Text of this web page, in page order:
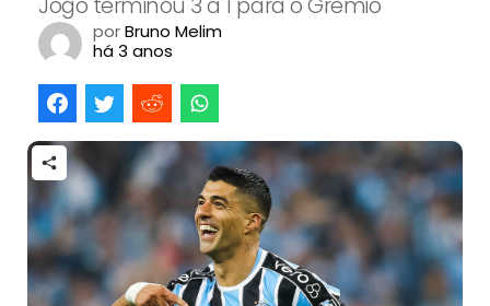
porBruno Melim
há 3 anos